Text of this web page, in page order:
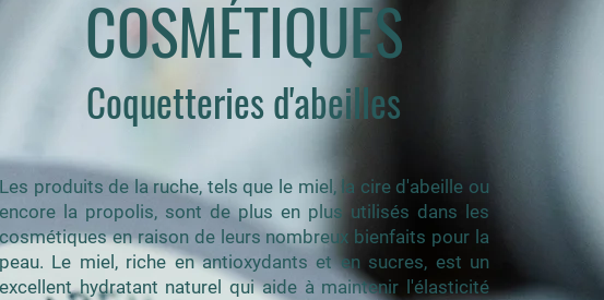
COSMÉTIQUES
Coquetteries d'abeilles
Les produits de la ruche, tels que le miel, la cire d'abeille ou
encore la propolis, sont de plus en plus utilisés dans les
cosmétiques en raison de leurs nombreux bienfaits pour la
peau. Le miel, riche en antioxydants et en sucres, est un
excellent hydratant naturel qui aide à maintenir l'élasticité